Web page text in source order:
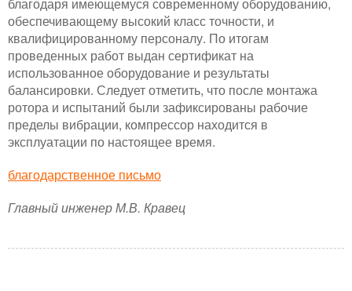
обеспечивающему высокий класс точности, и
квалифицированному персоналу. По итогам
проведенных работ выдан сертификат на
использованное оборудование и результаты
балансировки. Следует отметить, что после монтажа
ротора и испытаний были зафиксированы рабочие
пределы вибрации, компрессор находится в
эксплуатации по настоящее время.
благодарственное письмо
Главный инженер М.В. Кравец